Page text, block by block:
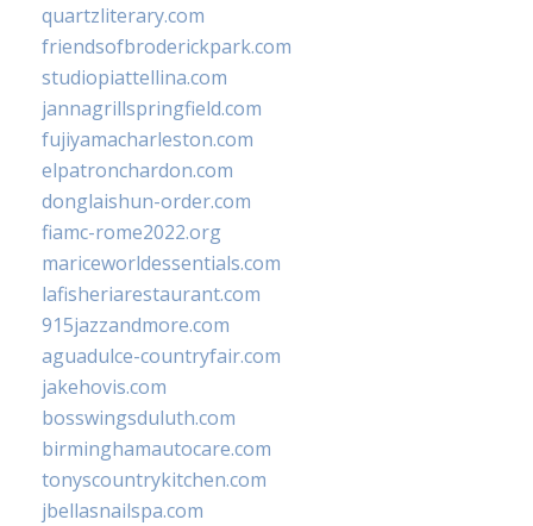
quartzliterary.com
friendsofbroderickpark.com
studiopiattellina.com
jannagrillspringfield.com
fujiyamacharleston.com
elpatronchardon.com
donglaishun-order.com
fiamc-rome2022.org
mariceworldessentials.com
lafisheriarestaurant.com
915jazzandmore.com
aguadulce-countryfair.com
jakehovis.com
bosswingsduluth.com
birminghamautocare.com
tonyscountrykitchen.com
jbellasnailspa.com